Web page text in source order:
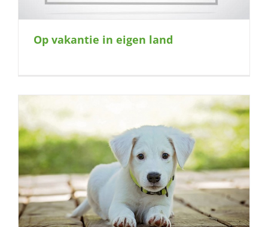
Op vakantie in eigen land